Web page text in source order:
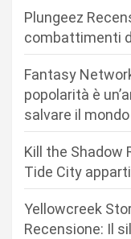
Plungeez
combattimenti
Fantasy
popolarità è
salvare il mondo
Kill the Shadow
Tide City
Yellowcreek
Recensione: Il